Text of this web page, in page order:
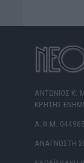
ΑΝΤΩΝΙΟΣ Κ.
ΚΡΗΤΗΣ
Α.Φ.Μ.
ΑΝΑΓΝΩΣΤΗ